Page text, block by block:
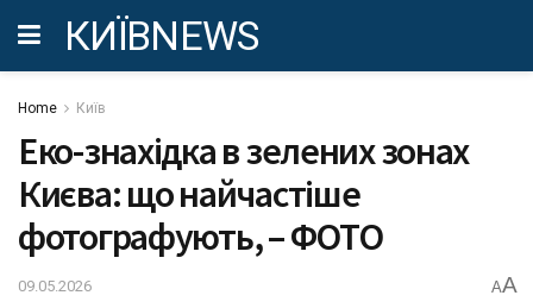
КИЇВNEWS
Home Київ
Еко-знахідка в зелених зонах
Києва: що найчастіше
фотографують, – ФОТО
09.05.2026 AA